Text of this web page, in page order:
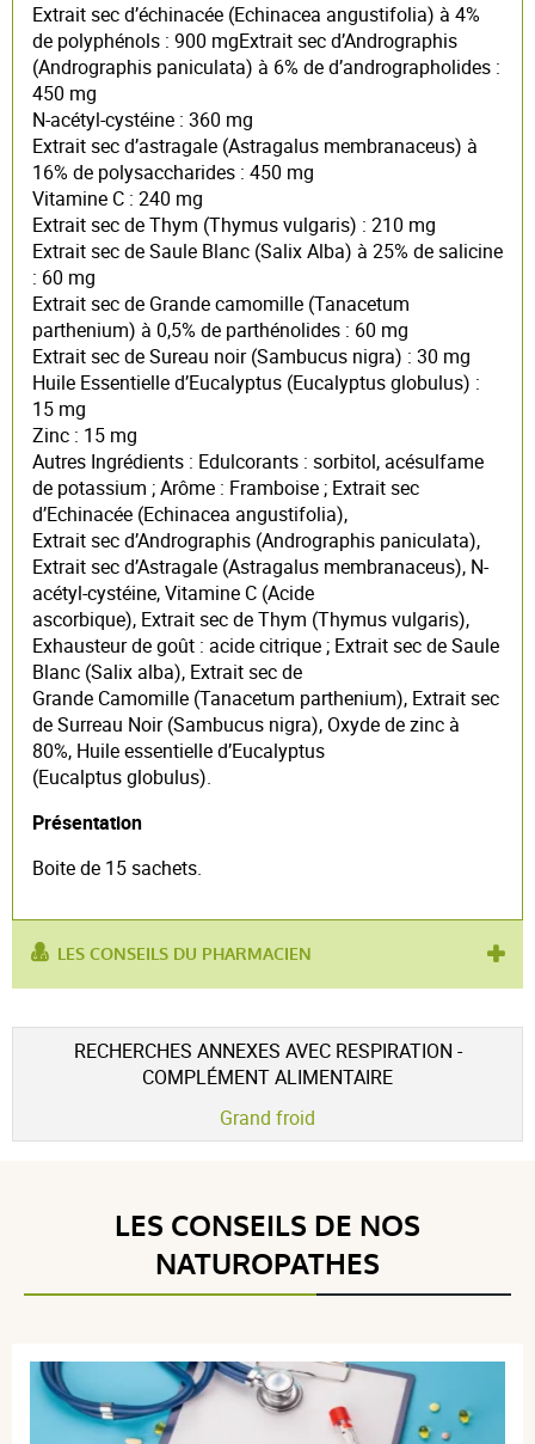
Extrait sec d’échinacée (Echinacea angustifolia) à 4%
de polyphénols : 900 mgExtrait sec d’Andrographis
(Andrographis paniculata) à 6% de d’andrographolides :
450 mg
N-acétyl-cystéine : 360 mg
Extrait sec d’astragale (Astragalus membranaceus) à
16% de polysaccharides : 450 mg
Vitamine C : 240 mg
Extrait sec de Thym (Thymus vulgaris) : 210 mg
Extrait sec de Saule Blanc (Salix Alba) à 25% de salicine
: 60 mg
Extrait sec de Grande camomille (Tanacetum
parthenium) à 0,5% de parthénolides : 60 mg
Extrait sec de Sureau noir (Sambucus nigra) : 30 mg
Huile Essentielle d’Eucalyptus (Eucalyptus globulus) :
15 mg
Zinc : 15 mg
Autres Ingrédients : Edulcorants : sorbitol, acésulfame
de potassium ; Arôme : Framboise ; Extrait sec
d’Echinacée (Echinacea angustifolia),
Extrait sec d’Andrographis (Andrographis paniculata),
Extrait sec d’Astragale (Astragalus membranaceus), N-
acétyl-cystéine, Vitamine C (Acide
ascorbique), Extrait sec de Thym (Thymus vulgaris),
Exhausteur de goût : acide citrique ; Extrait sec de Saule
Blanc (Salix alba), Extrait sec de
Grande Camomille (Tanacetum parthenium), Extrait sec
de Surreau Noir (Sambucus nigra), Oxyde de zinc à
80%, Huile essentielle d’Eucalyptus
(Eucalptus globulus).
Présentation
Boite de 15 sachets.
LES CONSEILS DU PHARMACIEN
RECHERCHES ANNEXES AVEC RESPIRATION -
COMPLÉMENT ALIMENTAIRE
Grand froid
LES CONSEILS DE NOS
NATUROPATHES